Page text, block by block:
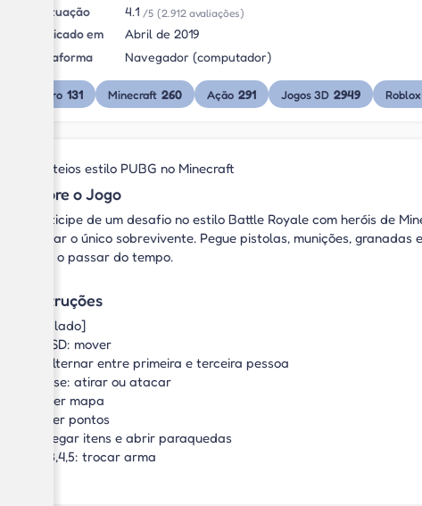
Pontuação 4.1 /5 (2.912 avaliações)
Publicado em
Abril de 2019
Plataforma
Navegador (computador)
Tiro 131 Minecraft 260 Ação 291 Jogos 3D 2949 Roblox
Tiroteios estilo PUBG no Minecraft
Sobre o Jogo
Participe de um desafio no estilo Battle Royale com heróis de
tornar o único sobrevivente. Pegue pistolas, munições,
com o passar do tempo.
Instruções
[Teclado]
WASD: mover
V: alternar entre primeira e terceira pessoa
Mouse: atirar ou atacar
M: ver mapa
N: ver pontos
F: pegar itens e abrir paraquedas
1,2,3,4,5: trocar arma